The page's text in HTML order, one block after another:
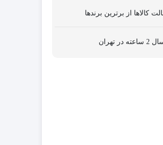
کالاها از برترین برندها
ساعته در تهران